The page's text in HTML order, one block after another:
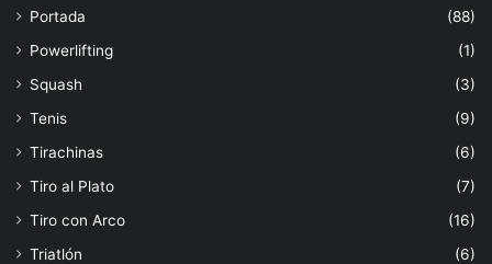
Portada
(88)
Powerlifting
(1)
Squash
(3)
Tenis
(9)
Tirachinas
(6)
Tiro al Plato
(7)
Tiro con Arco
(16)
Triatlón
(6)